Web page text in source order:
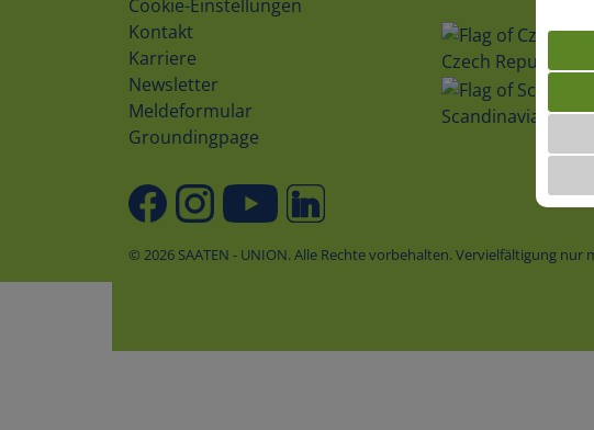
Cookie-Einstellungen
Kontakt
Karriere
Newsletter
Meldeformular
Groundingpage
Czech Republic
Scandinavia
© 2026 SAATEN - UNION. Alle Rechte vorbehalten. Vervielfältigung nur